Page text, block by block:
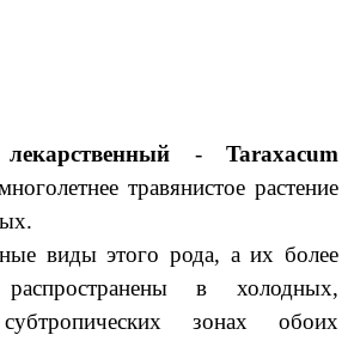
-Taraxacum
травянистое растение
виды этого рода, а их более
в холодных,
зонах обоих